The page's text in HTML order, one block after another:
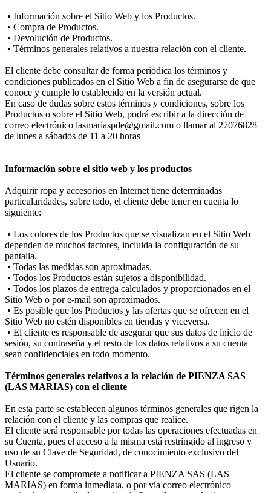
• Información sobre el Sitio Web y los Productos.
• Compra de Productos.
• Devolución de Productos.
• Términos generales relativos a nuestra relación con el cliente.
El cliente debe consultar de forma periódica los términos y
condiciones publicados en el Sitio Web a fin de asegurarse de que
conoce y cumple lo establecido en la versión actual.
En caso de dudas sobre estos términos y condiciones, sobre los
Productos o sobre el Sitio Web, podrá escribir a la dirección de
correo electrónico lasmariaspde@gmail.com o llamar al 27076828
de lunes a sábados de 11 a 20 horas
Información sobre el sitio web y los productos
Adquirir ropa y accesorios en Internet tiene determinadas
particularidades, sobre todo, el cliente debe tener en cuenta lo
siguiente:
• Los colores de los Productos que se visualizan en el Sitio Web
dependen de muchos factores, incluida la configuración de su
pantalla.
• Todas las medidas son aproximadas.
• Todos los Productos están sujetos a disponibilidad.
• Todos los plazos de entrega calculados y proporcionados en el
Sitio Web o por e-mail son aproximados.
• Es posible que los Productos y las ofertas que se ofrecen en el
Sitio Web no estén disponibles en tiendas y viceversa.
• El cliente es responsable de asegurar que sus datos de inicio de
sesión, su contraseña y el resto de los datos relativos a su cuenta
sean confidenciales en todo momento.
Términos generales relativos a la relación de PIENZA SAS
(LAS MARIAS) con el cliente
En esta parte se establecen algunos términos generales que rigen la
relación con el cliente y las compras que realice.
El cliente será responsable por todas las operaciones efectuadas en
su Cuenta, pues el acceso a la misma está restringido al ingreso y
uso de su Clave de Seguridad, de conocimiento exclusivo del
Usuario.
El cliente se compromete a notificar a PIENZA SAS (LAS
MARIAS) en forma inmediata, o por vía correo electrónico